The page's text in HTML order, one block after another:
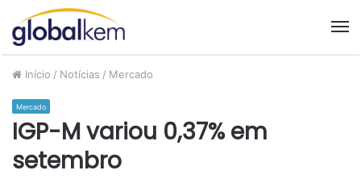
Início / Notícias / Mercado
Mercado
IGP-M variou 0,37% em
setembro